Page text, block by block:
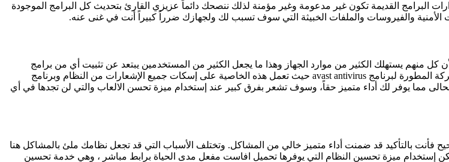
البرامج القديمة تكون غير مدعومة وغير مؤمنة لذلك ننصحك دائماً عزيزي القارئ بتحديث كل البرامج الموجودة
والفيروسات والملفات الخبيثة التي سوف تسبب لك ولجهازك ضرراً كبيراً أنت في غنى عنه.
كل منهم يستهلك الكثير من موارد الجهاز وهذا ما يجعل الكثير من المستخدمين يبتعد عن تثبيت أي من برامج
الحماية على جهازه. ولكن أصبح الأمر مختلف الآن مع خاصية تحسين الالعاب التي قدمتها الشركة المطورة لبرنامج avast antivirus حيث تعمل هذه الخاصية على إسكات جميع الإشعارات من النظام وبرنامج
مما يوفر لك أداء متميز حقاً، وسوف تشعر بفرق كبير عند إستخدام ميزة تحسن الالعاب والتي لن تجدها في أي
فأنت بالتأكيد قد ضمنت أداء متميز خالي من المشاكل. وتختلف الأسباب التي قد تجعل نظامك ملئ بالمشاكل هنا
ميزة تحسين النظام التي يوفرها تحميل افاست مفعل مدى الحياة برابط مباشر ، وهي خدمة تحسين